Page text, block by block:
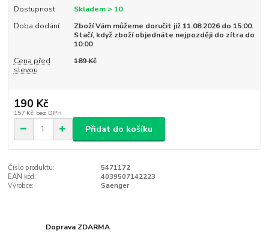
Dostupnost
Skladem > 10
Doba dodání
Zboží Vám můžeme doručit již 11.08.2026 do 15:00.
Stačí, když zboží objednáte nejpozději do zítra do
10:00
Cena před
slevou
189 Kč
190 Kč
157 Kč bez DPH
Přidat do košíku
Číslo produktu:
5471172
EAN kód:
4039507142223
Výrobce:
Saenger
Doprava ZDARMA